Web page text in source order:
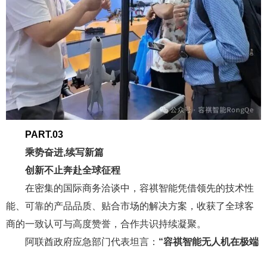
PART.03
乘势奋进,续写新篇
创新不止奔赴全球征程
在密集的国际商务洽谈中，容祺智能凭借领先的技术性
能、可靠的产品品质、贴合市场的解决方案，收获了全球客
商的一致认可与高度赞誉，合作共识持续凝聚。
阿联酋政府应急部门代表坦言： “容祺智能无人机在极端